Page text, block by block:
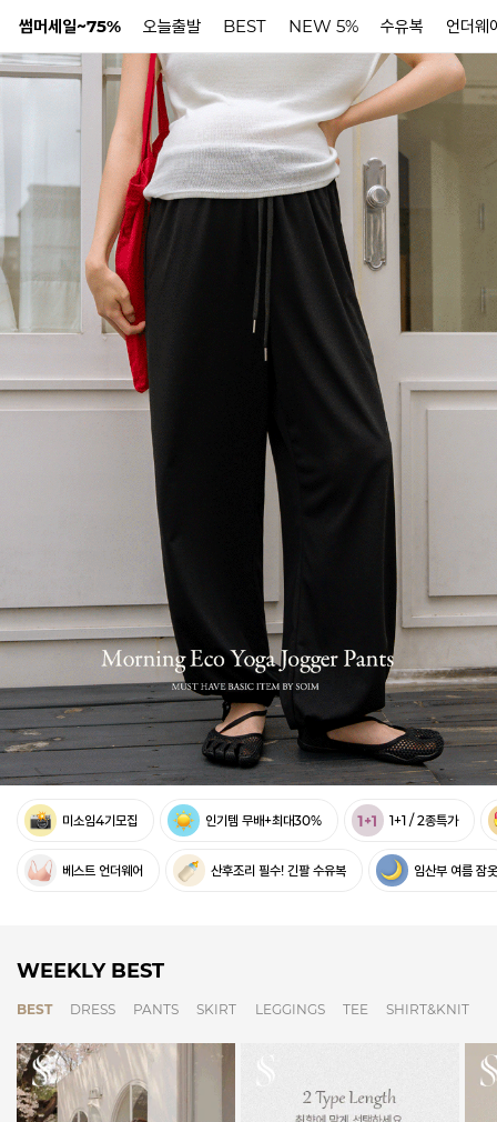
썸머세일~75% 오늘출발 BEST NEW 5% 수유복 언더웨
미소임4기모집 인기템 무배+최대30% 1+1 / 2종특가
베스트 언더웨어 산후조리 필수! 긴팔 수유복 임산부 여름 잠옷
WEEKLY BEST
BEST DRESS PANTS SKIRT LEGGINGS TEE SHIRT&KNIT